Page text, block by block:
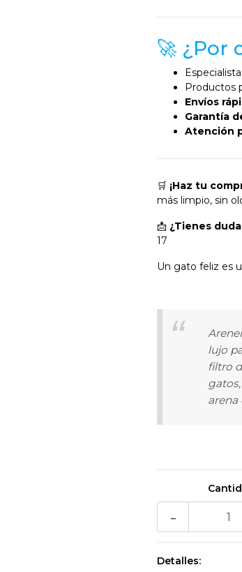
🚀 ¿Por
Productos
Envíos
Garantía
Atención
🛒 ¡Haz tu
más limpio, sin
📩 ¿Tienes
17
Un gato feliz es
lujo
filtro
arena
-
Detalles: